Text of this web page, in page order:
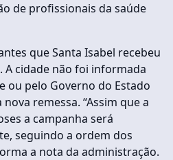
de profissionais da saúde
que Santa Isabel recebeu
A cidade não foi informada
ou pelo Governo do Estado
remessa. “Assim que a
a campanha será
seguindo a ordem dos
a nota da administração.